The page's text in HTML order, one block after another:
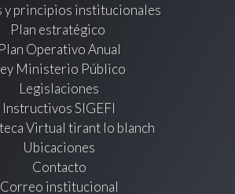
y principios institucionales
Plan estratégico
Plan Operativo Anual
Ministerio Público
Legislaciones
Instructivos SIGEFI
Virtual tirant lo blanch
Ubicaciones
Contacto
Correo institucional